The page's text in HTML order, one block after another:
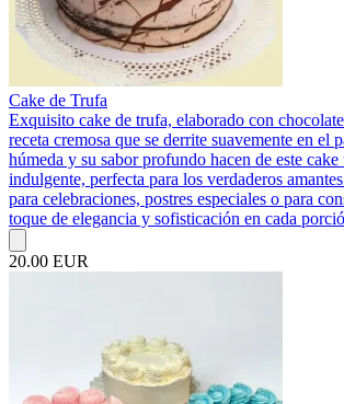
Cake de Trufa
Exquisito cake de trufa, elaborado con
receta cremosa que se derrite suavemente en el
húmeda y su sabor profundo hacen de este
indulgente, perfecta para los verdaderos
para celebraciones, postres especiales o para
toque de elegancia y sofisticación en cada
20.00 EUR